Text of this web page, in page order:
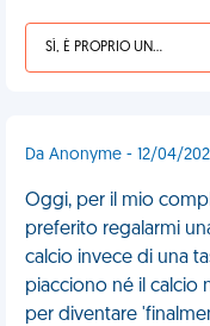
SÌ, È PROPRIO UNA VDM!
Da Anonyme - 12/04/
Oggi, per il mio
preferito regalarmi
calcio invece di una
piacciono né il calcio
per diventare